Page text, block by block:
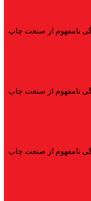
نامفهوم از صنعت چاپ
نامفهوم از صنعت چاپ
نامفهوم از صنعت چاپ